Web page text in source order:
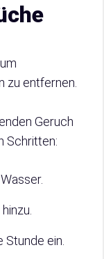
zu entfernen.
Geruch
Schritten:
ein.